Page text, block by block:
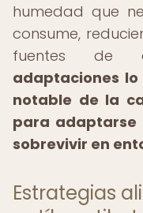
humedad que
consume,
fuentes de
adaptaciones
notable de la
para adaptarse
sobrevivir en
Estrategias